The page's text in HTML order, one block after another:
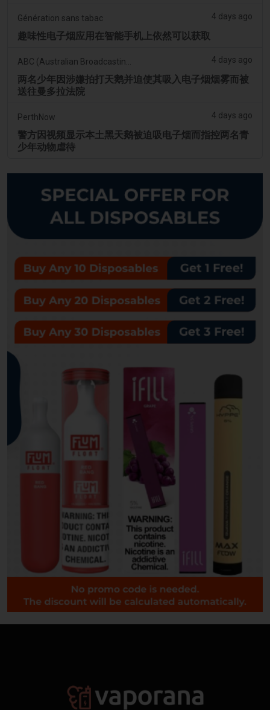
Génération sans tabac 4 days ago
趣味性电子烟应用在智能手机上依然可以获取
4 days ago
两名少年因涉嫌拍打天鹅并迫使其吸入电子烟烟雾而被
送往曼多拉法院
PerthNow 4 days ago
警方因视频显示本土黑天鹅被迫吸电子烟而指控两名青
少年动物虐待